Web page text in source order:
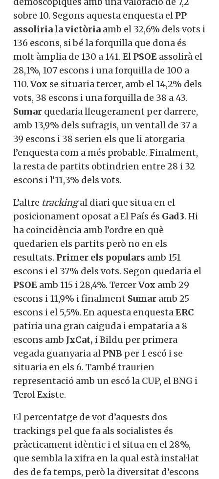
sobre 10. Segons aquesta enquesta el PP
assoliria la victòria amb el 32,6% dels vots i
136 escons, si bé la forquilla que dona és
molt àmplia de 130 a 141. El PSOE assolirà el
28,1%, 107 escons i una forquilla de 100 a
110. Vox se situaria tercer, amb el 14,2% dels
vots, 38 escons i una forquilla de 38 a 43.
Sumar quedaria lleugerament per darrere,
amb 13,9% dels sufragis, un ventall de 37 a
39 escons i 38 serien els que li atorgaria
l’enquesta com a més probable. Finalment,
la resta de partits obtindrien entre 28 i 32
escons i l’11,3% dels vots.
L’altre trackingal diari que situa en el
posicionament oposat a El País és Gad3. Hi
ha coincidència amb l’ordre en què
quedarien els partits però no en els
resultats. Primer els populars amb 151
escons i el 37% dels vots. Segon quedaria el
PSOE amb 115 i 28,4%. TercerVox amb 29
escons i 11,9% i finalment Sumar amb 25
escons i el 5,5%. En aquesta enquestaERC
patiria una gran caiguda i empataria a 8
escons amb JxCat, i Bildu per primera
vegada guanyaria al PNB per 1 escó i se
situaria en els 6. També traurien
representació amb un escó la CUP, el BNG i
Terol Existe.
El percentatge de vot d’aquests dos
trackings pel que fa als socialistes és
pràcticament idèntic i el situa en el 28%,
que sembla la xifra en la qual està instal·lat
des de fa temps, però la diversitat d’escons